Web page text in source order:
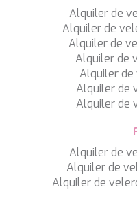
Alquiler de
Alquiler de
Alquiler de
Alquiler de
Alquiler de
Alquiler de
Alquiler de
Alquiler de
Alquiler de
Alquiler de